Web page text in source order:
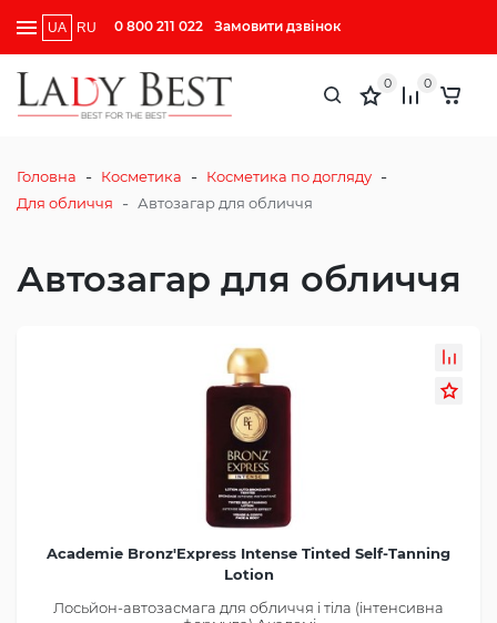
UA RU 0 800 211 022 Замовити дзвінок
0 0
Головна - Косметика - Косметика по догляду -
Для обличчя - Автозагар для обличчя
Автозагар для обличчя
Academie Bronz'Express Intense Tinted Self-Tanning
Lotion
Лосьйон-автозасмага для обличчя і тіла (інтенсивна